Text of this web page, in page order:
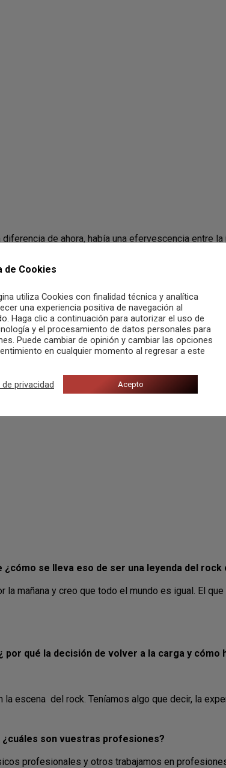
de ahora, había una efervescencia entre
se lleva eso de ser una leyenda del rock
mañana y creo que todo el mundo es igual. El
qué la decisión de volver a la carga y cómo
escena del rock. Teníamos algo que decir, la
son vuestras profesiones?
profesionales y otros trabajamos en
de Cookies
utiliza Cookies con finalidad técnica y analítica
una experiencia positiva de navegación al
Haga clic a continuación para autorizar el uso de
y el procesamiento de datos personales para
Puede cambiar de opinión y cambiar las opciones
en cualquier momento al regresar a este
privacidad Acepto